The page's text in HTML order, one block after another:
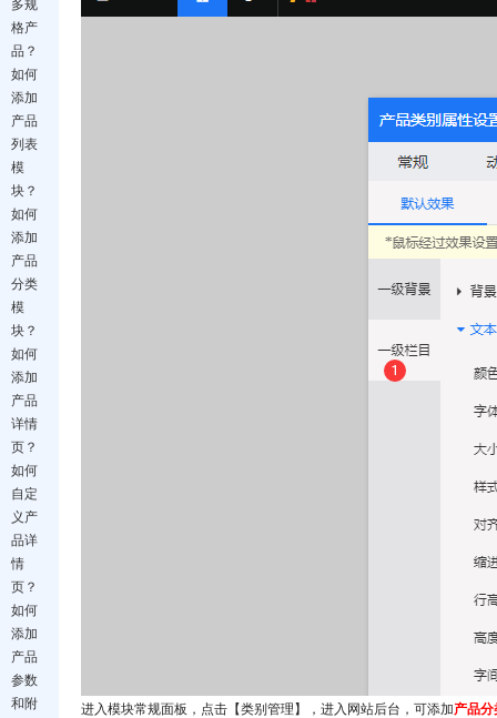
多规
格产
品？
如何
添加
产品
列表
模
块？
如何
添加
产品
分类
模
块？
如何
添加
产品
详情
页？
如何
自定
义产
品详
情
页？
如何
添加
产品
参数
和附
进入模块常规面板，点击【类别管理】，进入网站后台，可添加产品分